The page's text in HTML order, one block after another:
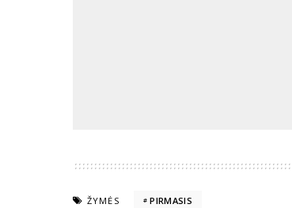
ŽYMĖS PIRMASIS